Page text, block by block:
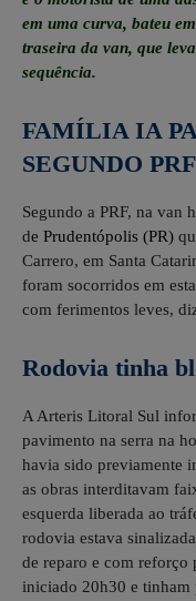
em uma curva, bateu
traseira da van, que
sequência.
FAMÍLIA IA
SEGUNDO PRF
Segundo a PRF, na van
de Prudentópolis (PR)
Carrero, em Santa
foram socorridos em
com ferimentos leves,
Rodovia tinha
A Arteris Litoral Sul
pavimento na serra na
havia sido previamente
as obras interditavam
esquerda liberada ao
rodovia estava
de reparo e com reforço
iniciado 20h30 e tinham